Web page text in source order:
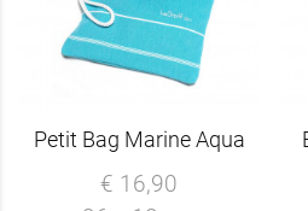
Petit Bag Marine Aqua
€ 16,90